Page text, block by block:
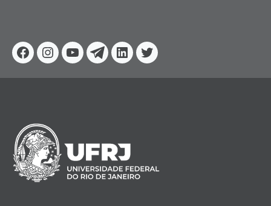
Facebook
Instagram
YoutubeTelegram
Linkedin
Twitter